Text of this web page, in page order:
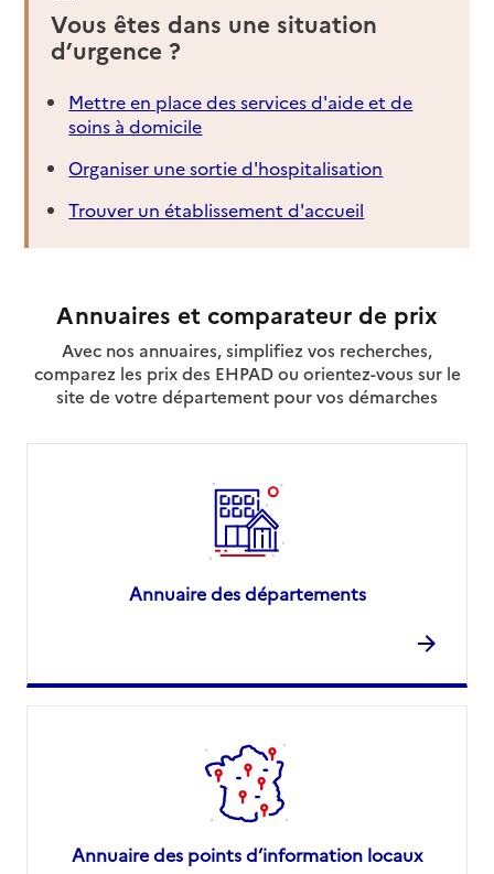
Mis à jour le : 23/04/2026
Vous êtes dans une situation
d’urgence ?
Mettre en place des services d'aide et de
soins à domicile
Organiser une sortie d'hospitalisation
Trouver un établissement d'accueil
Annuaires et comparateur de prix
Avec nos annuaires, simplifiez vos recherches,
comparez les prix des EHPAD ou orientez-vous sur le
site de votre département pour vos démarches
Annuaire des départements
Annuaire des points d’information locaux